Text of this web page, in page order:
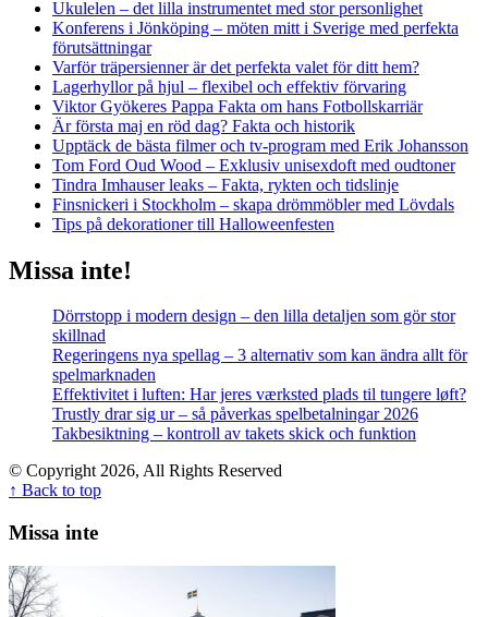
Ukulelen – det lilla instrumentet med stor personlighet
Konferens i Jönköping – möten mitt i Sverige med perfekta
förutsättningar
Varför träpersienner är det perfekta valet för ditt hem?
Lagerhyllor på hjul – flexibel och effektiv förvaring
Viktor Gyökeres Pappa Fakta om hans Fotbollskarriär
Är första maj en röd dag? Fakta och historik
Upptäck de bästa filmer och tv-program med Erik Johansson
Tom Ford Oud Wood – Exklusiv unisexdoft med oudtoner
Tindra Imhauser leaks – Fakta, rykten och tidslinje
Finsnickeri i Stockholm – skapa drömmöbler med Lövdals
Tips på dekorationer till Halloweenfesten
Missa inte!
Dörrstopp i modern design – den lilla detaljen som gör stor
skillnad
Regeringens nya spellag – 3 alternativ som kan ändra allt för
spelmarknaden
Effektivitet i luften: Har jeres værksted plads til tungere løft?
Trustly drar sig ur – så påverkas spelbetalningar 2026
Takbesiktning – kontroll av takets skick och funktion
© Copyright 2026, All Rights Reserved
↑ Back to top
Missa inte